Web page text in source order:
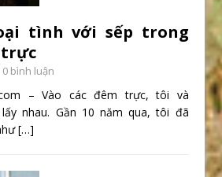
tình với sếp trong
trực
bình luận
– Vào các đêm trực, tôi và
nhau. Gần 10 năm qua, tôi đã
[…]